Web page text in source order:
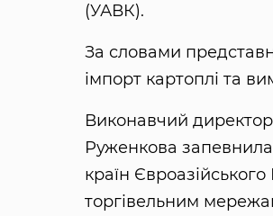
(УАВК).
За словами
імпорт картоплі та
Виконавчий директор
Руженкова
країн
торгівельним